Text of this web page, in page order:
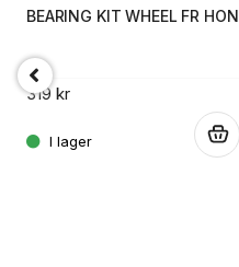
BEARING KIT WHEEL FR HON
319 kr